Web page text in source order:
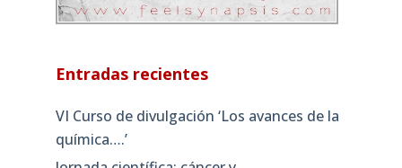
Entradas recientes
VI Curso de divulgación ‘Los avances de la
química….’